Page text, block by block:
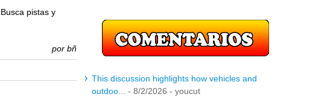
. Busca pistas y
por bñ
This discussion highlights how vehicles and
outdoo...
- 8/2/2026 - youcut